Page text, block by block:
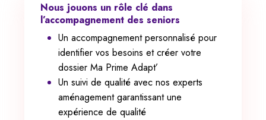
Nous jouons un rôle clé dans
l’accompagnement des seniors
Un accompagnement personnalisé pour
identifier vos besoins et créer votre
dossier Ma Prime Adapt’
Un suivi de qualité avec nos experts
aménagement garantissant une
expérience de qualité